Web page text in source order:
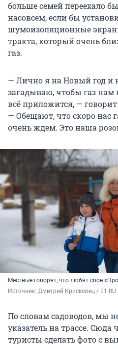
больше семей переехало
насовсем, если бы
шумоизоляционные
тракта, который очень
газ.
— Лично я на Новый год и
загадываю, чтобы газ нам
всё приложится, —
— Обещают, что скоро нас
очень ждем. Это наша
Местные говорят, что любят свое
Источник: Дмитрий Крисковец / E1.RU
По словам садоводов, мы
указатель на трассе.
туристы сделать фото с